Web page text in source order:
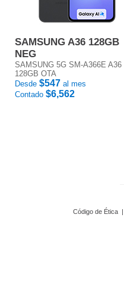
SAMSUNG A36 128GB
NEG
SAMSUNG 5G SM-A366E A36
128GB OTA
Desde $547 al mes
Contado $6,562
Código de Ética |